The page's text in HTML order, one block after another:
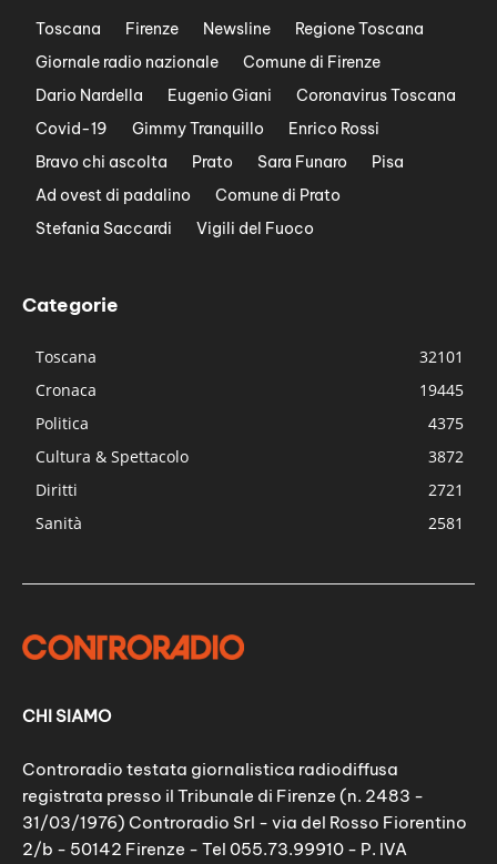
Toscana Firenze Newsline
Regione Toscana
Giornale radio nazionale
Comune di Firenze
Dario Nardella
Eugenio Giani
Coronavirus Toscana
Covid-19
Gimmy Tranquillo
Enrico Rossi
Bravo chi ascolta
Prato Sara Funaro
Pisa
Ad ovest di padalino
Comune di Prato
Stefania Saccardi
Vigili del Fuoco
Categorie
Toscana
32101
Cronaca
19445
Politica
4375
Cultura & Spettacolo
3872
Diritti
2721
Sanità
2581
CHI SIAMO
Controradio testata giornalistica radiodiffusa
registrata presso il Tribunale di Firenze (n. 2483 -
31/03/1976) Controradio Srl - via del Rosso Fiorentino
2/b - 50142 Firenze - Tel 055.73.99910 - P. IVA